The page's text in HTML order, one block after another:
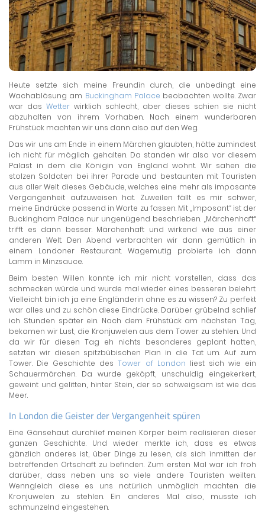
Heute setzte sich meine Freundin durch, die unbedingt eine
Wachablösung am Buckingham Palace beobachten wollte. Zwar
war das Wetter wirklich schlecht, aber dieses schien sie nicht
abzuhalten von ihrem Vorhaben. Nach einem wunderbaren
Frühstück machten wir uns dann also auf den Weg.
Das wir uns am Ende in einem Märchen glaubten, hätte zumindest
ich nicht für möglich gehalten. Da standen wir also vor diesem
Palast in dem die Königin von England wohnt. Wir sahen die
stolzen Soldaten bei ihrer Parade und bestaunten mit Touristen
aus aller Welt dieses Gebäude, welches eine mehr als imposante
Vergangenheit aufzuweisen hat. Zuweilen fällt es mir schwer,
meine Eindrücke passend in Worte zu fassen. Mit „Imposant“ ist der
Buckingham Palace nur ungenügend beschrieben. „Märchenhaft“
trifft es dann besser. Märchenhaft und wirkend wie aus einer
anderen Welt. Den Abend verbrachten wir dann gemütlich in
einem Londoner Restaurant. Wagemutig probierte ich dann
Lamm in Minzsauce.
Beim besten Willen konnte ich mir nicht vorstellen, dass das
schmecken würde und wurde mal wieder eines besseren belehrt.
Vielleicht bin ich ja eine Engländerin ohne es zu wissen? Zu perfekt
war alles und zu schön diese Eindrücke. Darüber grübelnd schlief
ich Stunden später ein. Nach dem Frühstück am nächsten Tag,
bekamen wir Lust, die Kronjuwelen aus dem Tower zu stehlen. Und
da wir für diesen Tag eh nichts besonderes geplant hatten,
setzten wir diesen spitzbübischen Plan in die Tat um. Auf zum
Tower. Die Geschichte desTower of London liest sich wie ein
Schauermärchen. Da wurde geköpft, unschuldig eingekerkert,
geweint und gelitten, hinter Stein, der so schweigsam ist wie das
Meer.
In London die Geister der Vergangenheit spüren
Eine Gänsehaut durchlief meinen Körper beim realisieren dieser
ganzen Geschichte. Und wieder merkte ich, dass es etwas
gänzlich anderes ist, über Dinge zu lesen, als sich inmitten der
betreffenden Ortschaft zu befinden. Zum ersten Mal war ich froh
darüber, dass neben uns so viele andere Touristen weilten.
Wenngleich diese es uns natürlich unmöglich machten die
Kronjuwelen zu stehlen. Ein anderes Mal also, musste ich
schmunzelnd eingestehen.